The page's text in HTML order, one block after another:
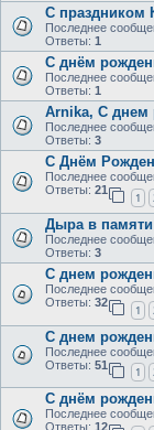
С праздником
Последнее
Ответы: 1
С днём
Последнее
Ответы: 1
Arnika, С днем
Последнее
Ответы: 3
С Днём
Последнее
Ответы: 21
1
Дыра в памяти
Последнее
Ответы: 3
С днем
Последнее
Ответы: 32
1
С днем
Последнее
Ответы: 51
1
С днём
Последнее
Ответы: 12